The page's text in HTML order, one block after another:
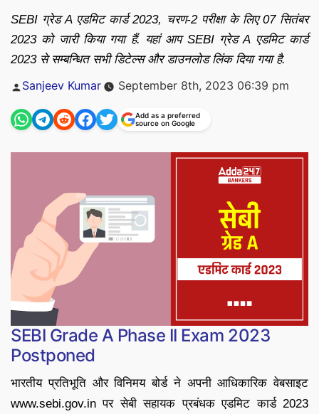
SEBI ग्रेड A एडमिट कार्ड 2023, चरण-2 परीक्षा के लिए 07 सितंबर
2023 को जारी किया गया हैं. यहां आप SEBI ग्रेड A एडमिट कार्ड
2023 से सम्बन्धित सभी डिटेल्स और डाउनलोड लिंक दिया गया है.
Posted
Sanjeev Kumar September 8th, 2023 06:39 pm
Add as a preferred
source on Google
SEBI Grade A Phase II Exam 2023
Postponed
भारतीय प्रतिभूति और विनिमय बोर्ड ने अपनी आधिकारिक वेबसाइट
www.sebi.gov.in पर सेबी सहायक प्रबंधक एडमिट कार्ड 2023